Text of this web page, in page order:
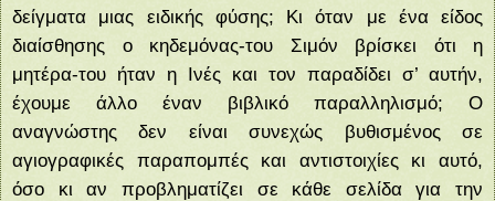
δείγματα μιας ειδικής φύσης; Κι όταν με ένα είδος
διαίσθησης ο κηδεμόνας-του Σιμόν βρίσκει ότι η
μητέρα-του ήταν η Ινές και τον παραδίδει σ’ αυτήν,
έχουμε άλλο έναν βιβλικό παραλληλισμό; Ο
αναγνώστης δεν είναι συνεχώς βυθισμένος σε
αγιογραφικές παραπομπές και αντιστοιχίες κι αυτό,
όσο κι αν προβληματίζει σε κάθε σελίδα για την